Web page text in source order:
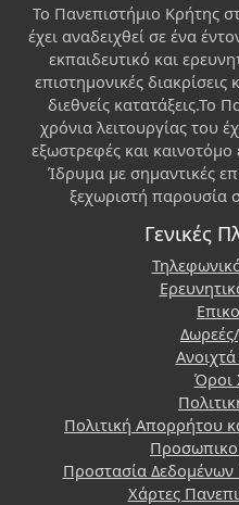
Το Πανεπιστήμιο Κρήτης
έχει αναδειχθεί σε ένα
εκπαιδευτικό και
επιστημονικές
διεθνείς κατατάξεις.Το
χρόνια λειτουργίας του
εξωστρεφές και καινοτόμο
Ίδρυμα με σημαντικές
ξεχωριστή παρουσία
Γενικές
Όροι
Πολιτική Απορρήτου
Προστασία
Χάρτες